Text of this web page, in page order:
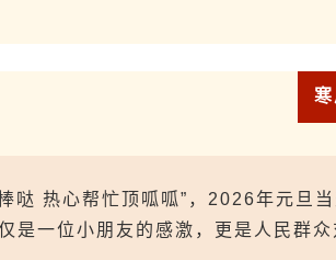
哒 热心帮忙顶呱呱”，2026年元旦
是一位小朋友的感激，更是人民群